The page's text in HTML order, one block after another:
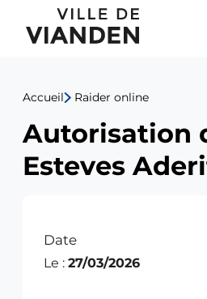
de
bâtir
Esteves
Aderito
Menu
navigation
principal
Accueil Raider online
Autorisation
Esteves
Date
Le : 27/03/2026